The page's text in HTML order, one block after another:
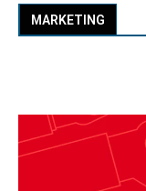
MARKETING